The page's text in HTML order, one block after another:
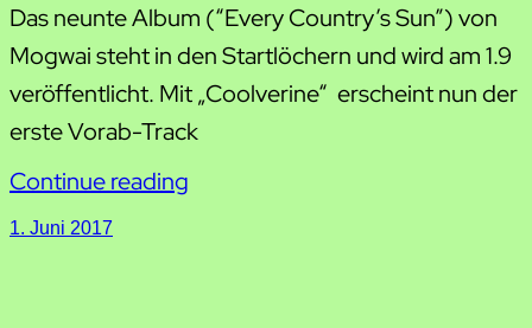
Das neunte Album (“Every Country’s Sun”) von
Mogwai steht in den Startlöchern und wird am 1.9
veröffentlicht. Mit „Coolverine“ erscheint nun der
erste Vorab-Track
Continue reading
1. Juni 2017